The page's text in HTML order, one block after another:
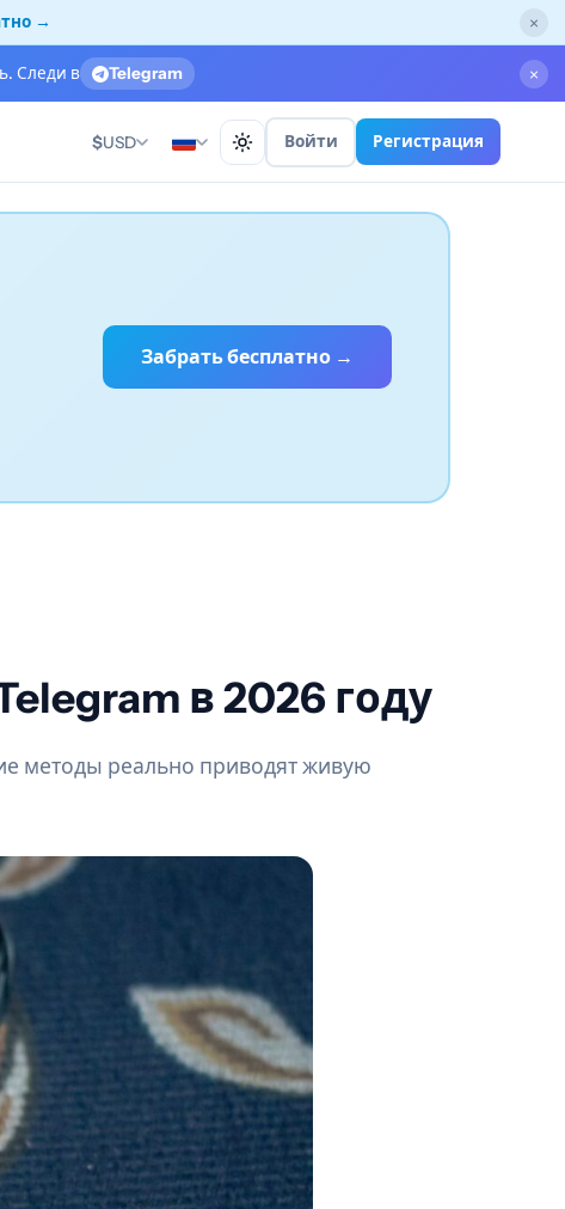
→ ×
Следи в Telegram ×
$USD Войти Регистрация
Забрать бесплатно →
в 2026 году
методы реально приводят живую